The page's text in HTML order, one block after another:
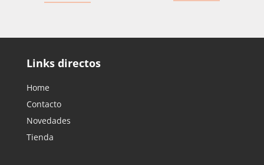
Links directos
Home
Contacto
Novedades
Tienda